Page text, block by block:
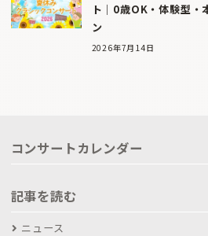
ト｜0歳OK・体験型・
ン
2026年7月14日
コンサートカレンダー
記事を読む
ニュース